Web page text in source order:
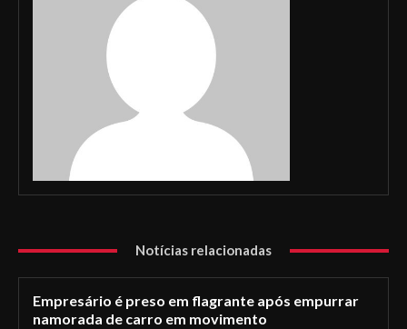
Notícias relacionadas
Empresário é preso em flagrante após empurrar
namorada de carro em movimento